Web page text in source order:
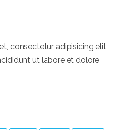
consectetur adipisicing elit,
ut labore et dolore